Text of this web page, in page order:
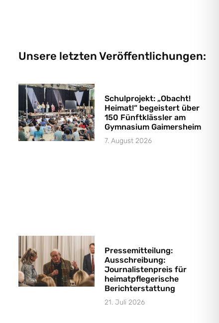
Unsere letzten Veröffentlichungen:
Schulprojekt: „Obacht!
Heimat!“ begeistert über
150 Fünftklässler am
Gymnasium Gaimersheim
7. August 2026
Pressemitteilung:
Ausschreibung:
Journalistenpreis für
heimatpflegerische
Berichterstattung
21. Juli 2026